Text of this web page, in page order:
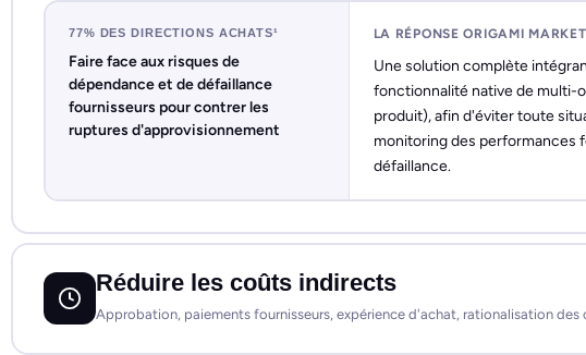
77% DES DIRECTIONS ACHATS¹
Faire face aux risques de
dépendance et de défaillance
fournisseurs pour contrer les
ruptures d'approvisionnement
LA RÉPONSE ORIGAMI
Une solution complète
fonctionnalité native de multi-
produit), afin d'éviter toute
monitoring des performances
défaillance.
Réduire les coûts indirects
Approbation, paiements fournisseurs, expérience d'achat, rationalisation des